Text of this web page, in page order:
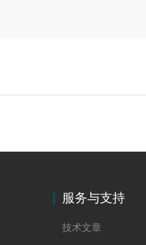
服务与支持
技术文章